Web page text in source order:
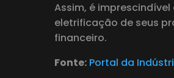
Assim, é
eletrificação de seus
financeiro.
Fonte: Portal da